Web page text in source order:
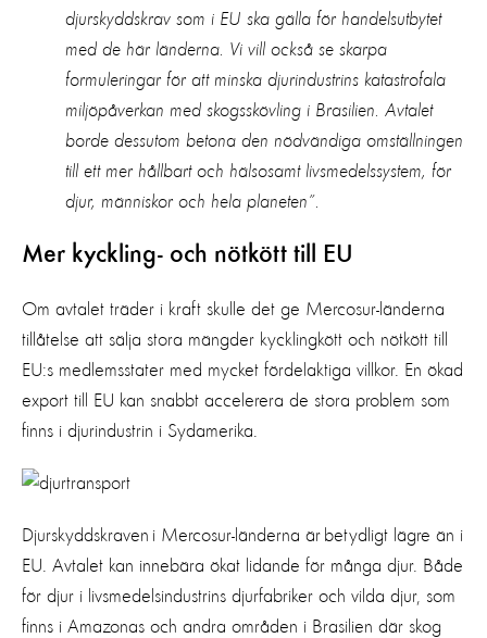
djurskyddskrav som i EU ska gälla för handelsutbytet
med de här länderna Vi vill också se skarpa
formuleringar för att minska djurindustrins katastrofala
miljöpåverkan med skogsskövling i Brasilien . Avtalet
borde dessutom betona den nödvändiga omställningen
till ett mer hållbart och hälsosamt livsmedelssystem, för
djur, människor och hela planeten”
Mer kyckling- och nötkött till EU
Om avtalet träder i kraft skulle det ge Mercosur-länderna
tillåtelse att sälja stora mängder kycklingkött och nötkött till
EU:s medlemsstater med mycket fördelaktiga villkor. En ökad
export till EU kan snabbt accelerera de stora problem som
finns i djurindustrin i Sydamerika
Djurskyddskraven i Mercosur-länderna är betydligt lägre än i
EU Avtalet kan innebära ökat lidande för många djur. Både
för djur i livsmedelsindustrins djurfabriker och vilda djur, som
finns i Amazonas och andra områden i Brasilien där skog